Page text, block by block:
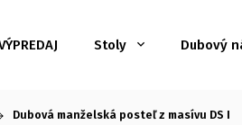
Stoly Dubový
Dubová manželská posteľ z masívu DS I